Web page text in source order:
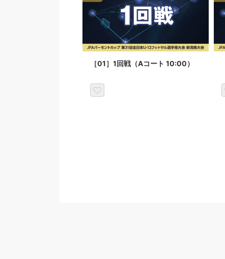
［01］1回戦（Aコート 10:00）